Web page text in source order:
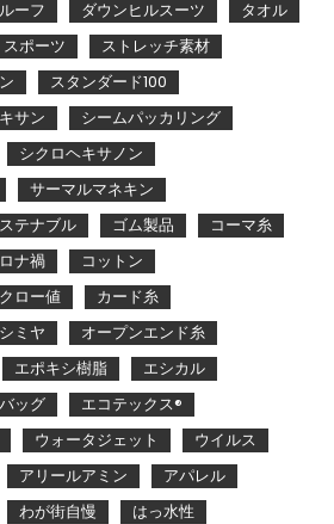
ーフ ダウンヒルスーツ
タオル
スポーツ
ストレッチ素材
スタンダード100
サン
シームパッカリング
シクロヘキサノン
サーマルマネキン
テナブル ゴム製品
コーマ糸
ナ禍
コットン
クロー値
カード糸
ミヤ
オープンエンド糸
エポキシ樹脂
エシカル
ッグ
エコテックス®
ウォータジェット
ウイルス
アリールアミン
アパレル
わが街自慢
はっ水性